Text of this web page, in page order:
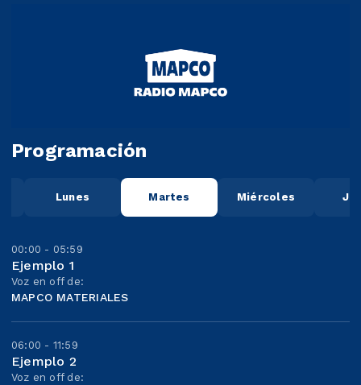
Programación
Lunes Martes Miércoles
00:00 - 05:59
Ejemplo 1
Voz en off de:
MAPCO MATERIALES
06:00 - 11:59
Ejemplo 2
Voz en off de: